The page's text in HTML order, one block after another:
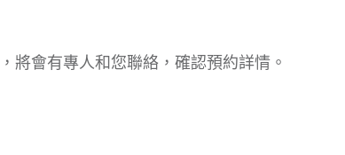
將會有專人和您聯絡，確認預約詳情。